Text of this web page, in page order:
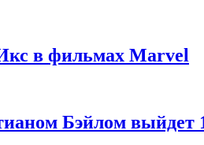
в фильмах Marvel
Бэйлом выйдет